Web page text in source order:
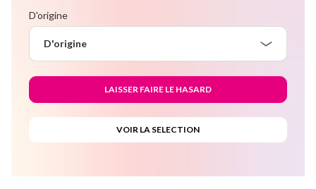
D'origine
D'origine